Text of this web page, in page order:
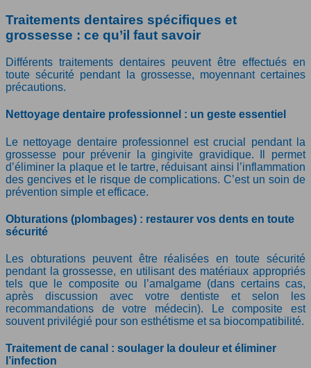
Traitements dentaires spécifiques et
grossesse : ce qu’il faut savoir
Différents traitements dentaires peuvent être effectués en
toute sécurité pendant la grossesse, moyennant certaines
précautions.
Nettoyage dentaire professionnel : un geste essentiel
Le nettoyage dentaire professionnel est crucial pendant la
grossesse pour prévenir la gingivite gravidique. Il permet
d’éliminer la plaque et le tartre, réduisant ainsi l’inflammation
des gencives et le risque de complications. C’est un soin de
prévention simple et efficace.
Obturations (plombages) : restaurer vos dents en toute
sécurité
Les obturations peuvent être réalisées en toute sécurité
pendant la grossesse, en utilisant des matériaux appropriés
tels que le composite ou l’amalgame (dans certains cas,
après discussion avec votre dentiste et selon les
recommandations de votre médecin). Le composite est
souvent privilégié pour son esthétisme et sa biocompatibilité.
Traitement de canal : soulager la douleur et éliminer
l’infection